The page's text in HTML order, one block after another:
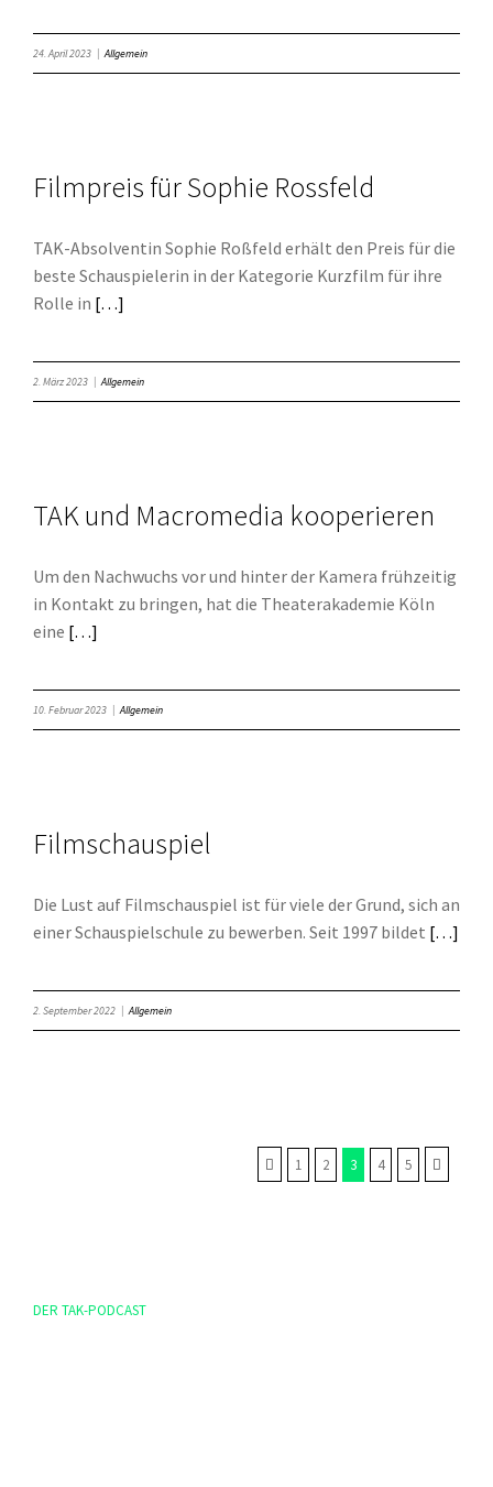
24. April 2023 | Allgemein
Filmpreis für Sophie Rossfeld
TAK-Absolventin Sophie Roßfeld erhält den Preis für die
beste Schauspielerin in der Kategorie Kurzfilm für ihre
Rolle in […]
2. März 2023 | Allgemein
TAK und Macromedia kooperieren
Um den Nachwuchs vor und hinter der Kamera frühzeitig
in Kontakt zu bringen, hat die Theaterakademie Köln
eine […]
10. Februar 2023 | Allgemein
Filmschauspiel
Die Lust auf Filmschauspiel ist für viele der Grund, sich an
einer Schauspielschule zu bewerben. Seit 1997 bildet […]
2. September 2022 | Allgemein
1 2 3 4 5
DER TAK-PODCAST